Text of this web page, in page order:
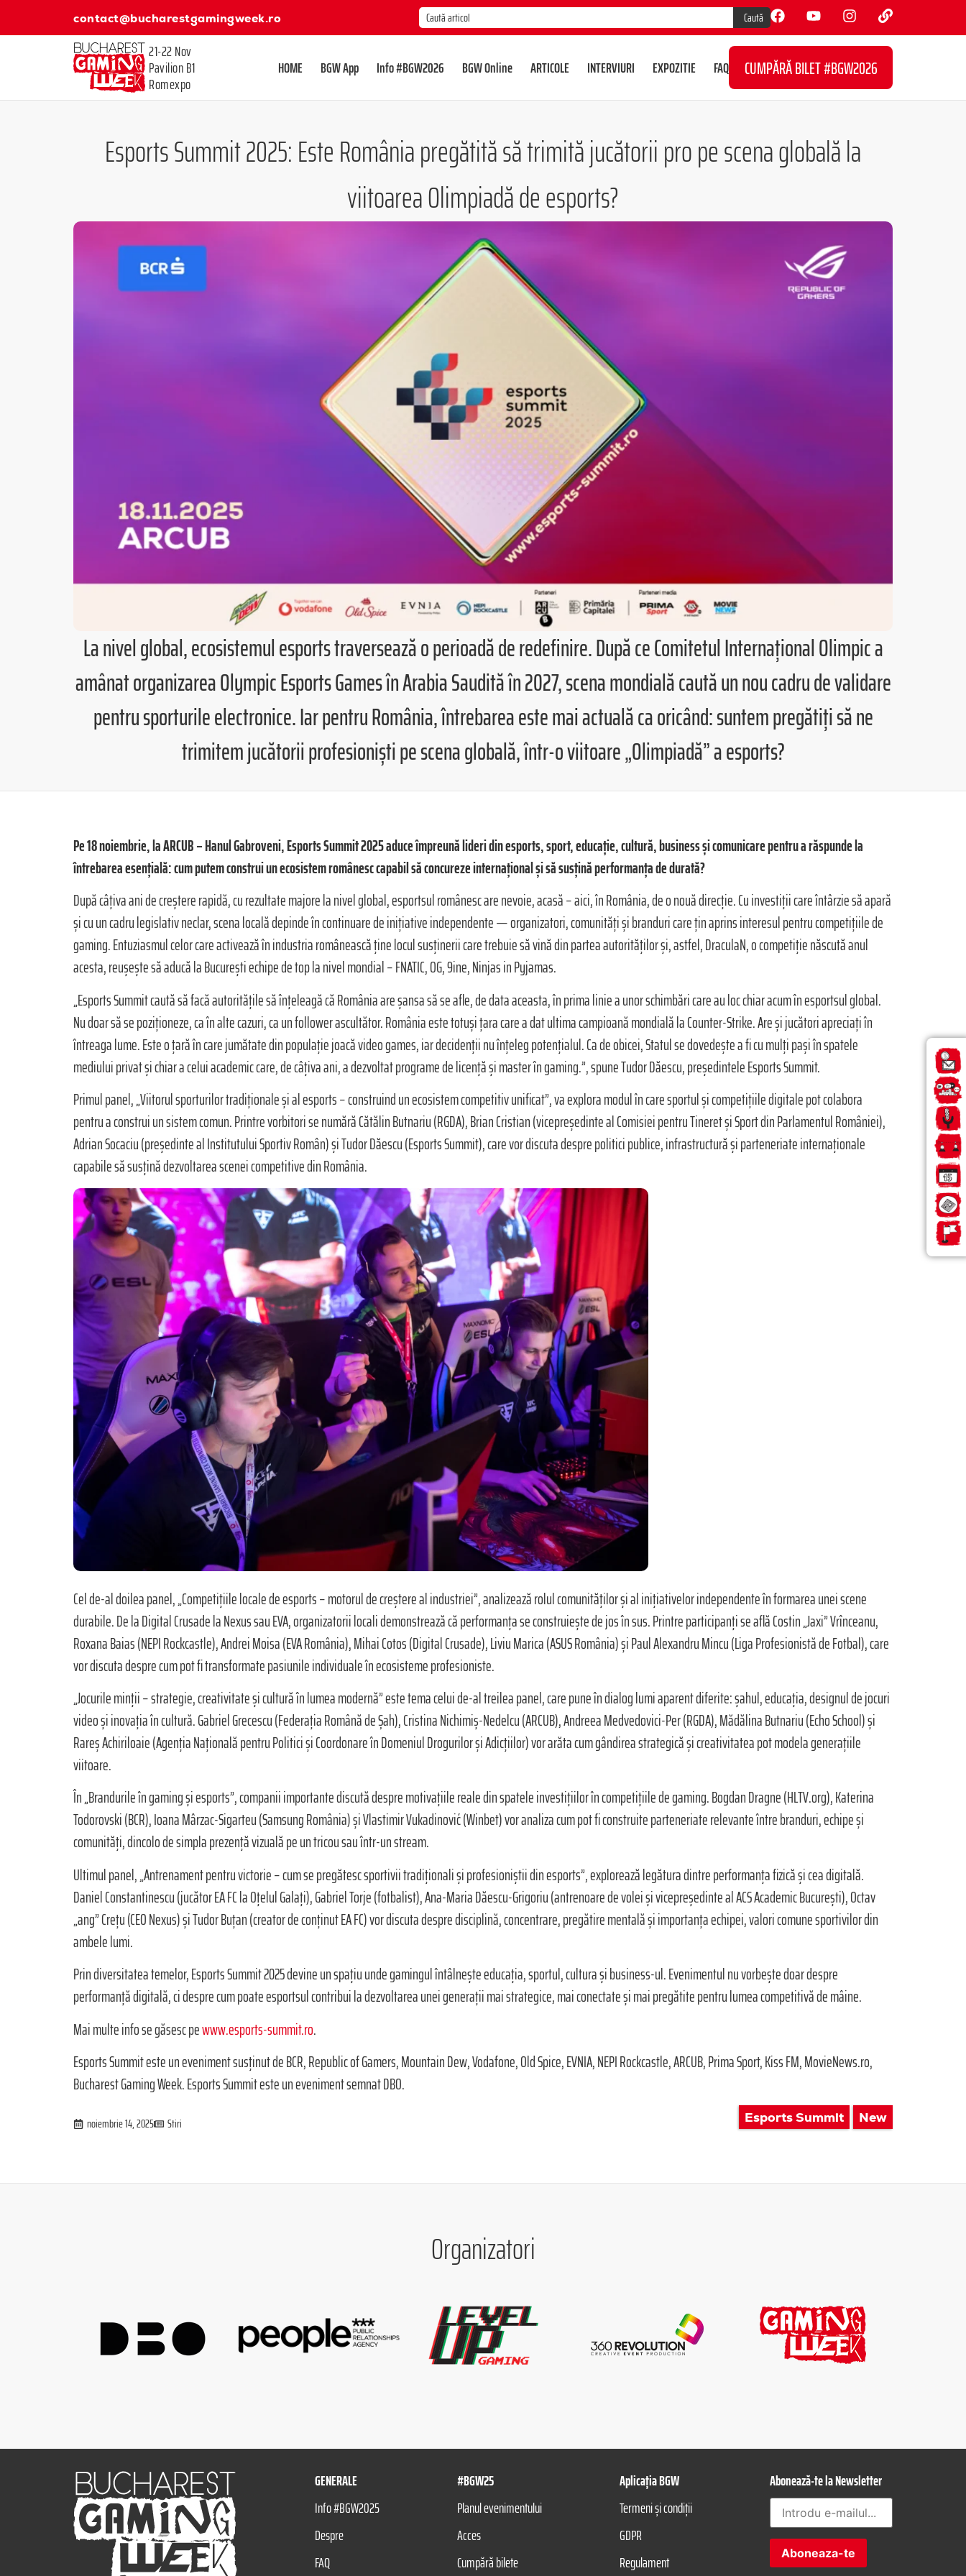
contact@bucharestgamingweek.ro Caută
21-22 Nov
Pavilion B1
Romexpo
HOME BGW App Info #BGW2026 BGW Online ARTICOLE INTERVIURI EXPOZITIE FAQ CUMPĂRĂ BILET #BGW2026
Esports Summit 2025: Este România pregătită să trimită jucătorii pro pe scena globală la
viitoarea Olimpiadă de esports?
La nivel global, ecosistemul esports traversează o perioadă de redefinire. După ce Comitetul Internațional Olimpic a
amânat organizarea Olympic Esports Games în Arabia Saudită în 2027, scena mondială caută un nou cadru de validare
pentru sporturile electronice. Iar pentru România, întrebarea este mai actuală ca oricând: suntem pregătiți să ne
trimitem jucătorii profesioniști pe scena globală, într-o viitoare „Olimpiadă” a esports?
Pe 18 noiembrie, la ARCUB – Hanul Gabroveni, Esports Summit 2025 aduce împreună lideri din esports, sport, educație, cultură, business și comunicare pentru a răspunde la
întrebarea esențială: cum putem construi un ecosistem românesc capabil să concureze internațional și să susțină performanța de durată?
După câțiva ani de creștere rapidă, cu rezultate majore la nivel global, esportsul românesc are nevoie, acasă – aici, în România, de o nouă direcție. Cu investiții care întârzie să apară
și cu un cadru legislativ neclar, scena locală depinde în continuare de inițiative independente — organizatori, comunități și branduri care țin aprins interesul pentru competițiile de
gaming. Entuziasmul celor care activează în industria românească ține locul susținerii care trebuie să vină din partea autorităților și, astfel, DraculaN, o competiție născută anul
acesta, reușește să aducă la București echipe de top la nivel mondial – FNATIC, OG, 9ine, Ninjas in Pyjamas.
„Esports Summit caută să facă autoritățile să înțeleagă că România are șansa să se afle, de data aceasta, în prima linie a unor schimbări care au loc chiar acum în esportsul global.
Nu doar să se poziționeze, ca în alte cazuri, ca un follower ascultător. România este totuși țara care a dat ultima campioană mondială la Counter-Strike. Are și jucători apreciați în
întreaga lume. Este o țară în care jumătate din populație joacă video games, iar decidenții nu înțeleg potențialul. Ca de obicei, Statul se dovedește a fi cu mulți pași în spatele
mediului privat și chiar a celui academic care, de câțiva ani, a dezvoltat programe de licență și master în gaming.”, spune Tudor Dăescu, președintele Esports Summit.
Primul panel, „Viitorul sporturilor tradiționale și al esports – construind un ecosistem competitiv unificat”, va explora modul în care sportul și competițiile digitale pot colabora
pentru a construi un sistem comun. Printre vorbitori se numără Cătălin Butnariu (RGDA), Brian Cristian (vicepreședinte al Comisiei pentru Tineret și Sport din Parlamentul României),
Adrian Socaciu (președinte al Institutului Sportiv Român) și Tudor Dăescu (Esports Summit), care vor discuta despre politici publice, infrastructură și parteneriate internaționale
capabile să susțină dezvoltarea scenei competitive din România.
Cel de-al doilea panel, „Competițiile locale de esports – motorul de creștere al industriei”, analizează rolul comunităților și al inițiativelor independente în formarea unei scene
durabile. De la Digital Crusade la Nexus sau EVA, organizatorii locali demonstrează că performanța se construiește de jos în sus. Printre participanți se află Costin „Jaxi” Vrînceanu,
Roxana Baias (NEPI Rockcastle), Andrei Moisa (EVA România), Mihai Cotos (Digital Crusade), Liviu Marica (ASUS România) și Paul Alexandru Mincu (Liga Profesionistă de Fotbal), care
vor discuta despre cum pot fi transformate pasiunile individuale în ecosisteme profesioniste.
„Jocurile minții – strategie, creativitate și cultură în lumea modernă” este tema celui de-al treilea panel, care pune în dialog lumi aparent diferite: șahul, educația, designul de jocuri
video și inovația în cultură. Gabriel Grecescu (Federația Română de Șah), Cristina Nichimiş-Nedelcu (ARCUB), Andreea Medvedovici-Per (RGDA), Mădălina Butnariu (Echo School) și
Rareș Achiriloaie (Agenția Națională pentru Politici și Coordonare în Domeniul Drogurilor și Adicțiilor) vor arăta cum gândirea strategică și creativitatea pot modela generațiile
viitoare.
În „Brandurile în gaming și esports”, companii importante discută despre motivațiile reale din spatele investițiilor în competițiile de gaming. Bogdan Dragne (HLTV.org), Katerina
Todorovski (BCR), Ioana Mârzac-Sigarteu (Samsung România) și Vlastimir Vukadinović (Winbet) vor analiza cum pot fi construite parteneriate relevante între branduri, echipe și
comunități, dincolo de simpla prezență vizuală pe un tricou sau într-un stream.
Ultimul panel, „Antrenament pentru victorie – cum se pregătesc sportivii tradiționali și profesioniștii din esports”, explorează legătura dintre performanța fizică și cea digitală.
Daniel Constantinescu (jucător EA FC la Oțelul Galați), Gabriel Torje (fotbalist), Ana-Maria Dăescu-Grigoriu (antrenoare de volei și vicepreședinte al ACS Academic București), Octav
„ang” Crețu (CEO Nexus) și Tudor Buțan (creator de conținut EA FC) vor discuta despre disciplină, concentrare, pregătire mentală și importanța echipei, valori comune sportivilor din
ambele lumi.
Prin diversitatea temelor, Esports Summit 2025 devine un spațiu unde gamingul întâlnește educația, sportul, cultura și business-ul. Evenimentul nu vorbește doar despre
performanță digitală, ci despre cum poate esportsul contribui la dezvoltarea unei generații mai strategice, mai conectate și mai pregătite pentru lumea competitivă de mâine.
Mai multe info se găsesc pewww.esports-summit.ro.
Esports Summit este un eveniment susţinut de BCR, Republic of Gamers, Mountain Dew, Vodafone, Old Spice, EVNIA, NEPI Rockcastle, ARCUB, Prima Sport, Kiss FM, MovieNews.ro,
Bucharest Gaming Week. Esports Summit este un eveniment semnat DBO.
noiembrie 14, 2025 Stiri Esports Summit New
Organizatori
GENERALE
Info #BGW2025
Despre
FAQ
#BGW25
Planul evenimentului
Acces
Cumpără bilete
Aplicația BGW
Termeni și condiții
GDPR
Regulament
Abonează-te la Newsletter